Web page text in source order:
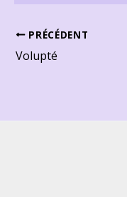
PRÉCÉDENT
Volupté